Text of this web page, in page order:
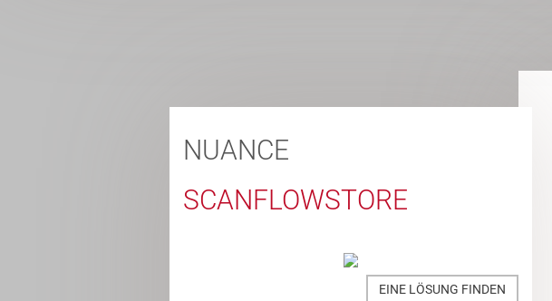
NUANCE
SCANFLOWSTORE
EINE LÖSUNG FINDEN